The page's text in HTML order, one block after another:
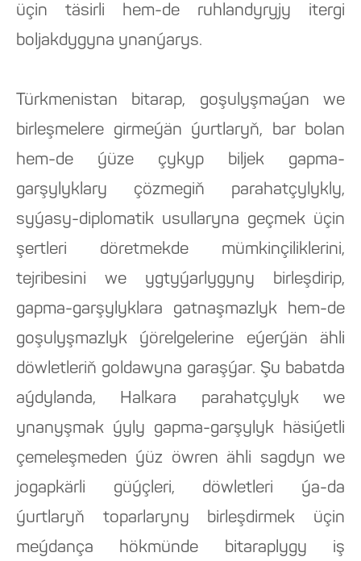
üçin täsirli hem-de ruhlandyryjy itergi
boljakdygyna ynanýarys.
Türkmenistan bitarap, goşulyşmaýan we
birleşmelere girmeýän ýurtlaryň, bar bolan
hem-de ýüze çykyp biljek gapma-
garşylyklary çözmegiň parahatçylykly,
syýasy-diplomatik usullaryna geçmek üçin
şertleri döretmekde mümkinçiliklerini,
tejribesini we ygtyýarlygyny birleşdirip,
gapma-garşylyklara gatnaşmazlyk hem-de
goşulyşmazlyk ýörelgelerine eýerýän ähli
döwletleriň goldawyna garaşýar. Şu babatda
aýdylanda, Halkara parahatçylyk we
ynanyşmak ýyly gapma-garşylyk häsiýetli
çemeleşmeden ýüz öwren ähli sagdyn we
jogapkärli güýçleri, döwletleri ýa-da
ýurtlaryň toparlaryny birleşdirmek üçin
meýdança hökmünde bitaraplygy iş